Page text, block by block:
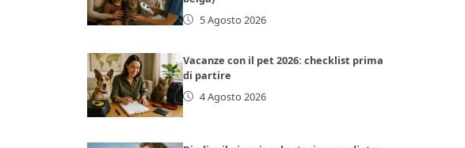
5 Agosto 2026
Vacanze con il pet 2026: checklist prima
di partire
4 Agosto 2026